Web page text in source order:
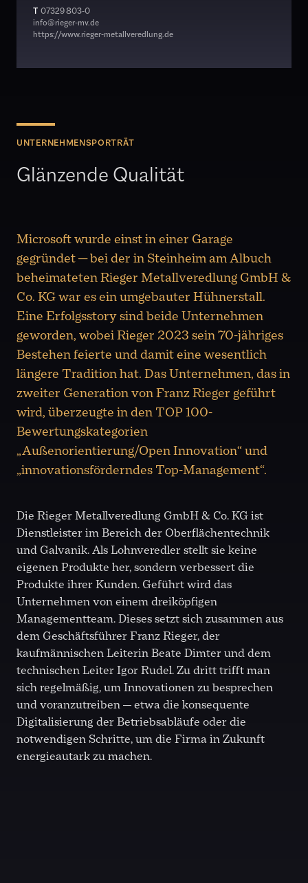
UNTERNEHMENSPORTRÄT
Glänzende Qualität
Microsoft wurde einst in einer Garage
gegründet — bei der in Steinheim am Albuch
beheimateten Rieger Metallveredlung GmbH &
Co. KG war es ein umgebauter Hühnerstall.
Eine Erfolgsstory sind beide Unternehmen
geworden, wobei Rieger 2023 sein 70-jähriges
Bestehen feierte und damit eine wesentlich
längere Tradition hat. Das Unternehmen, das in
zweiter Generation von Franz Rieger geführt
wird, überzeugte in den TOP 100-
Bewertungskategorien
„Außenorientierung/Open Innovation“ und
„innovationsförderndes Top-Management“.
Die Rieger Metallveredlung GmbH & Co. KG ist
Dienstleister im Bereich der Oberflächentechnik
und Galvanik. Als Lohnveredler stellt sie keine
eigenen Produkte her, sondern verbessert die
Produkte ihrer Kunden. Geführt wird das
Unternehmen von einem dreiköpfigen
Managementteam. Dieses setzt sich zusammen aus
dem Geschäftsführer Franz Rieger, der
kaufmännischen Leiterin Beate Dimter und dem
technischen Leiter Igor Rudel. Zu dritt trifft man
sich regelmäßig, um Innovationen zu besprechen
und voranzutreiben — etwa die konsequente
Digitalisierung der Betriebsabläufe oder die
notwendigen Schritte, um die Firma in Zukunft
energieautark zu machen.
T 07329 803-0
info@rieger-mv.de
https://www.rieger-metallveredlung.de